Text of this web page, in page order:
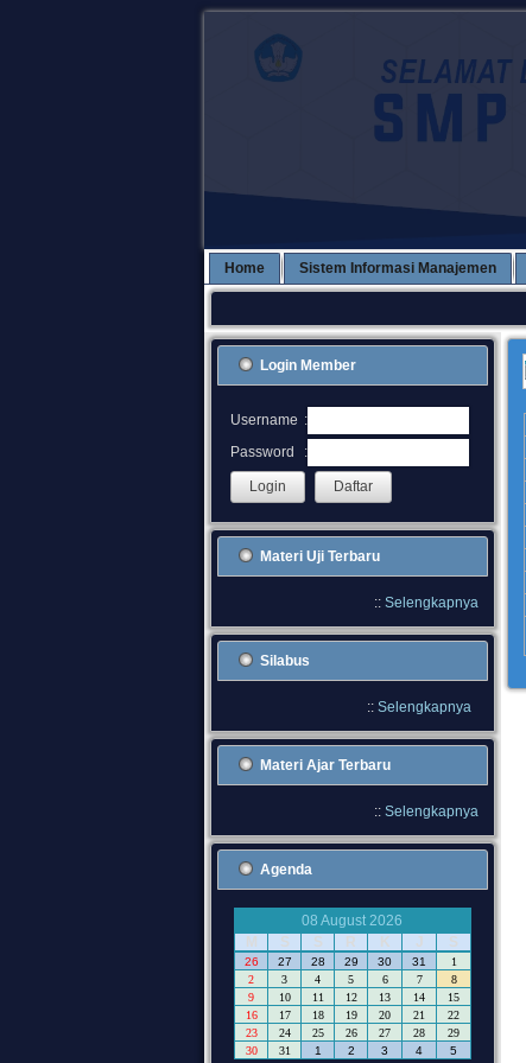
Home Sistem Informasi Manajemen
Login Member
Username :
Password
:
Materi Uji Terbaru
:: Selengkapnya
Silabus
:: Selengkapnya
Materi Ajar Terbaru
:: Selengkapnya
Agenda
08 August 2026
M
S S R K J S
26 27 28 29 30 31
1
2
3 4 5 6 7
8
9
10 11 12 13 14
15
16
17 18 19 20 21
22
23
24 25 26 27 28
29
30
31 1 2 3 4 5